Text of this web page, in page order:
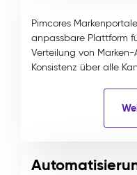
Pimcores
anpassbare Plattform
Verteilung von
Konsistenz über alle